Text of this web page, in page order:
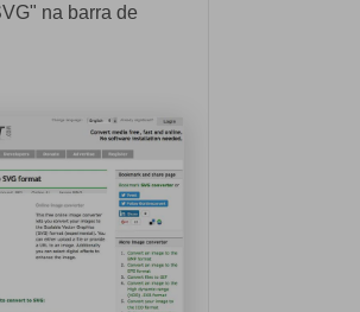
na barra de